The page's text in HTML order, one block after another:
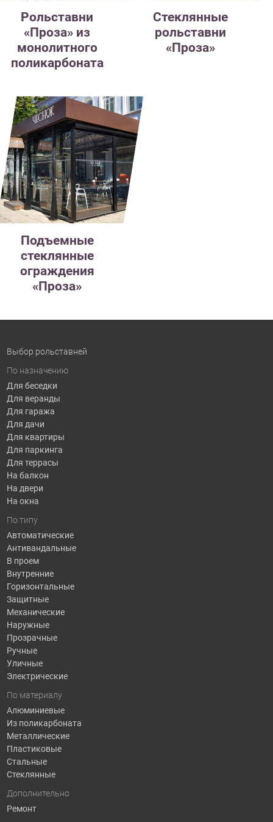
Рольставни
«Проза» из
монолитного
поликарбоната
Стеклянные
рольставни
«Проза»
Подъемные
стеклянные
ограждения
«Проза»
Выбор рольставней
По назначению
Для беседки
Для веранды
Для гаража
Для дачи
Для квартиры
Для паркинга
Для террасы
На балкон
На двери
На окна
По типу
Автоматические
Антивандальные
В проем
Внутренние
Горизонтальные
Защитные
Механические
Наружные
Прозрачные
Ручные
Уличные
Электрические
По материалу
Алюминиевые
Из поликарбоната
Металлические
Пластиковые
Стальные
Стеклянные
Дополнительно
Ремонт